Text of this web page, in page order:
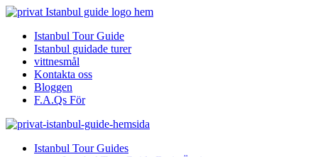
Istanbul Tour Guide
Istanbul guidade turer
vittnesmål
Kontakta oss
Bloggen
F.A.Qs För
Istanbul Tour Guides